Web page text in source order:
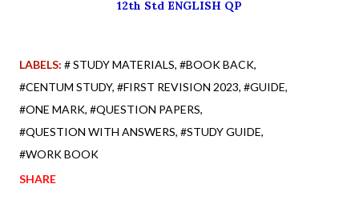
12th Std ENGLISH QP
LABELS: # STUDY MATERIALS #BOOK BACK
#CENTUM STUDY #FIRST REVISION 2023 #GUIDE
#ONE MARK #QUESTION PAPERS
#QUESTION WITH ANSWERS #STUDY GUIDE
#WORK BOOK
SHARE